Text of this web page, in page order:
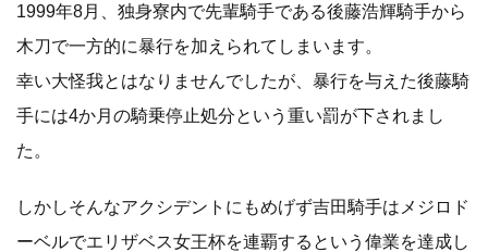
1999年8月、独身寮内で先輩騎手である後藤浩輝騎手から
木刀で一方的に暴行を加えられてしまいます。
幸い大怪我とはなりませんでしたが、暴行を与えた後藤騎
手には4か月の騎乗停止処分という重い罰が下されまし
た。
しかしそんなアクシデントにもめげず吉田騎手はメジロド
ーベルでエリザベス女王杯を連覇するという偉業を達成し